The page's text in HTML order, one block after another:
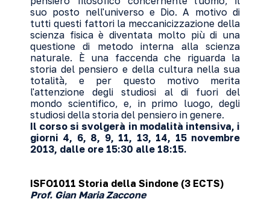
suo posto nell'universo e Dio. A motivo di
tutti questi fattori la meccanicizzazione della
scienza fisica è diventata molto più di una
questione di metodo interna alla scienza
naturale. È una faccenda che riguarda la
storia del pensiero e della cultura nella sua
totalità, e per questo motivo merita
l'attenzione degli studiosi al di fuori del
mondo scientifico, e, in primo luogo, degli
studiosi della storia del pensiero in genere.
Il corso si svolgerà in modalità intensiva, i
giorni 4, 6, 8, 9, 11, 13, 14, 15 novembre
2013, dalle ore 15:30 alle 18:15.
ISFO1011 Storia della Sindone (3 ECTS)
Prof. Gian Maria Zaccone